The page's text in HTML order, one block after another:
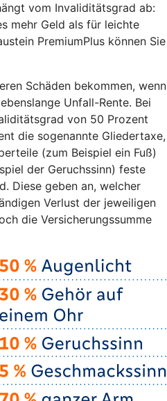
vom Invaliditätsgrad ab:
mehr Geld als für leichte
PremiumPlus können Sie
Schäden bekommen, wenn
Unfall-Rente. Bei
von 50 Prozent
die sogenannte Gliedertaxe,
(zum Beispiel ein Fuß)
der Geruchssinn) feste
Diese geben an, welcher
Verlust der jeweiligen
die Versicherungssumme